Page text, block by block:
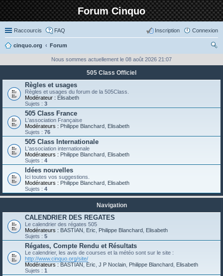
Forum Cinquo
Raccourcis FAQ Connexion
Inscription
cinquo.org
Forum
ch
Nous sommes actuellement le 08 août 2026 21:07
505 Class Officiel
Règles et usages
Règles et usages du forum de la 505Class.
Modérateur : Elisabeth
Sujets : 3
505 Class France
L'association Française
Modérateurs : Philippe Blanchard Elisabeth
Sujets : 76
505 Class Internationale
L'association internationale
Modérateurs : Philippe Blanchard Elisabeth
Sujets : 4
Idées nouvelles
Ici toutes vos suggestions.
Modérateurs : Philippe Blanchard Elisabeth
Sujets : 4
Navigation
CALENDRIER DES REGATES
Le calendrier des régates 505
Modérateurs : BASTIAN Eric Philippe Blanchard Elisabeth
Sujets : 5
Régates, Compte Rendu et Résultats
Le calendrier, les avis de courses et la météo sont sur le site :
http://www.cinquo.org/site/
Modérateurs : BASTIAN Eric J P Noclain Philippe Blanchard Elisabeth
Sujets : 1